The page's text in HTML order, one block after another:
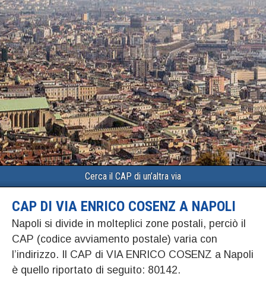
Cerca il CAP di un’altra via
CAP DI VIA ENRICO COSENZ A NAPOLI
Napoli si divide in molteplici zone postali, perciò il
CAP (codice avviamento postale) varia con
l’indirizzo. Il CAP di VIA ENRICO COSENZ a Napoli
è quello riportato di seguito: 80142.